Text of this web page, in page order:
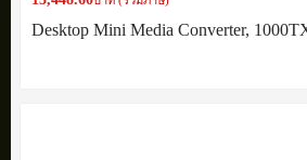
Desktop Mini Media Converter,